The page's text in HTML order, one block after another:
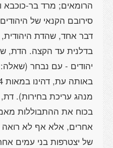
הרומאים; מרד בר-כוכבא
סירובם הקנאי של
דבר אחד, שהדת
בדלנית עד הקצה. הדת,
יהודים - עם נבחר (שאלה:
מנהג עריכת בחירות).
בכוח את ההתבוללות
אחרים, אלא אף לא
של יצטרפות בני עמים